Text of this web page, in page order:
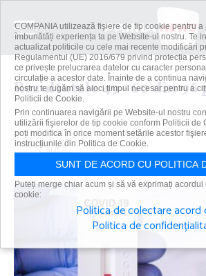
Rezultatele 49 - 60 din
Caută
COMPANIA utilizează fişiere de tip cookie pentru
îmbunătăți experiența ta pe Website-ul nostru. Te
actualizat politicile cu cele mai recente modificări
Regulamentul (UE) 2016/679 privind protecția
ce privește prelucrarea datelor cu caracter
circulație a acestor date. Înainte de a continua
nostru te rugăm să aloci timpul necesar pentru a
Politicii de Cookie.
Prin continuarea navigării pe Website-ul nostru
utilizării fişierelor de tip cookie conform Politicii de
poți modifica în orice moment setările acestor
instrucțiunile din Politica de Cookie.
SUNT DE ACORD CU POLITICA
Puteți merge chiar acum și să vă exprimați
cookie:
Politica de colectare acord
Politica de